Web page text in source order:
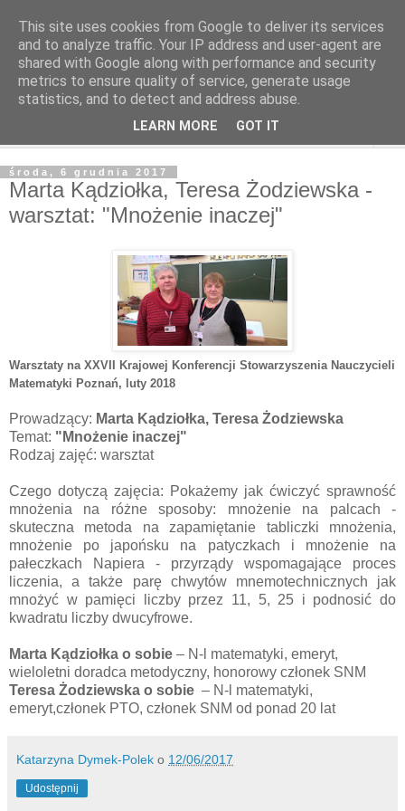
środa, 6 grudnia 2017
Marta Kądziołka, Teresa Żodziewska -
warsztat: "Mnożenie inaczej"
Warsztaty na XXVII Krajowej Konferencji Stowarzyszenia Nauczycieli
Matematyki Poznań, luty 2018
Prowadzący: Marta Kądziołka, Teresa Żodziewska
Temat: "Mnożenie inaczej"
Rodzaj zajęć: warsztat
Czego dotyczą zajęcia: Pokażemy jak ćwiczyć sprawność
mnożenia na różne sposoby: mnożenie na palcach -
skuteczna metoda na zapamiętanie tabliczki mnożenia,
mnożenie po japońsku na patyczkach i mnożenie na
pałeczkach Napiera - przyrządy wspomagające proces
liczenia, a także parę chwytów mnemotechnicznych jak
mnożyć w pamięci liczby przez 11, 5, 25 i podnosić do
kwadratu liczby dwucyfrowe.
Marta Kądziołka o sobie – N-l matematyki, emeryt,
wieloletni doradca metodyczny, honorowy członek SNM
Teresa Żodziewska o sobie – N-l matematyki,
emeryt,członek PTO, członek SNM od ponad 20 lat
Katarzyna Dymek-Polek o 12/06/2017
Udostępnij
This site uses cookies from Google to deliver its services
and to analyze traffic. Your IP address and user-agent are
shared with Google along with performance and security
metrics to ensure quality of service, generate usage
statistics, and to detect and address abuse.
LEARN MORE GOT IT